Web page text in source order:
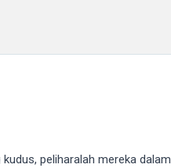
peliharalah mereka